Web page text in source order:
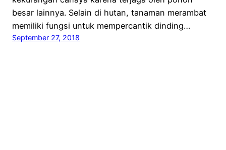
besar lainnya. Selain di hutan, tanaman merambat
memiliki fungsi untuk mempercantik dinding…
September 27, 2018